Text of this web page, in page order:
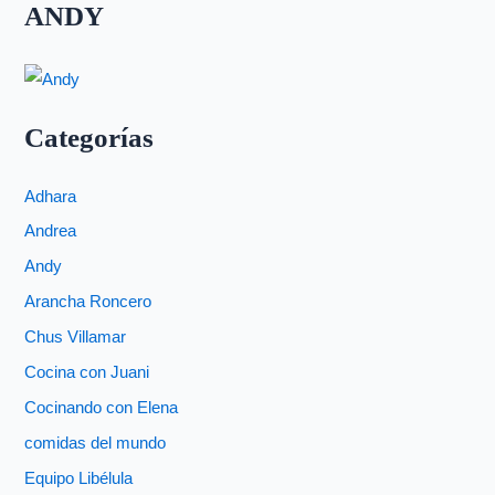
ANDY
Categorías
Adhara
Andrea
Andy
Arancha Roncero
Chus Villamar
Cocina con Juani
Cocinando con Elena
comidas del mundo
Equipo Libélula